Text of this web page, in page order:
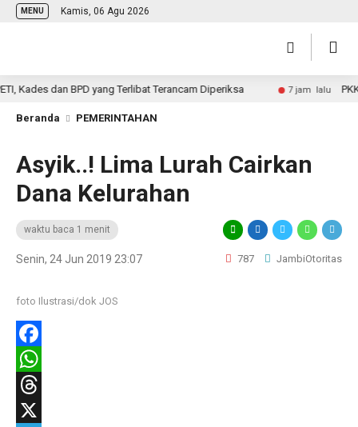
MENU Kamis, 06 Agu 2026
dan BPD yang Terlibat Terancam Diperiksa 7 jam lalu PKKPR
Beranda PEMERINTAHAN
Asyik..! Lima Lurah Cairkan
Dana Kelurahan
waktu baca 1 menit
Senin, 24 Jun 2019 23:07 787 JambiOtoritas
foto Ilustrasi/dok JOS
Facebook
WhatsApp
Threads